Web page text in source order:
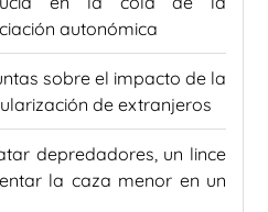
autonómica
sobre el impacto de la
de extranjeros
depredadores, un lince
la caza menor en un